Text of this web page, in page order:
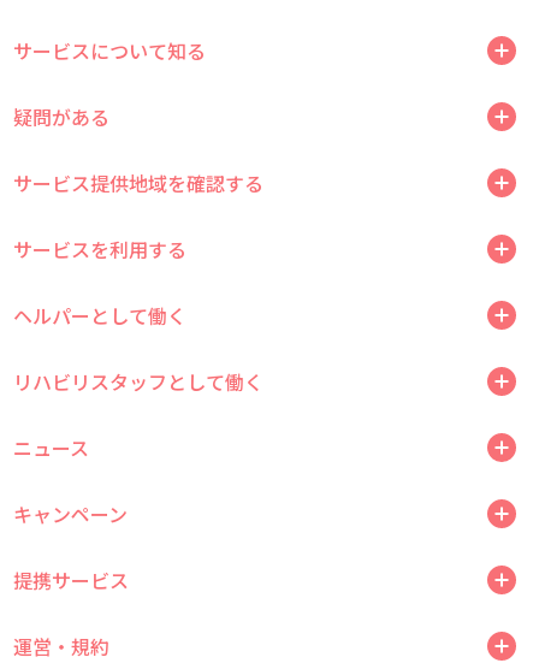
サービスについて知る
疑問がある
サービス提供地域を確認する
サービスを利用する
ヘルパーとして働く
リハビリスタッフとして働く
ニュース
キャンペーン
提携サービス
運営・規約